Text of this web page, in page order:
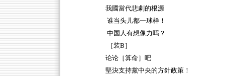
我國當代悲劇的根源
谁当头儿都一球样！
中国人有想像力吗？
［装B］
论论［算命］吧
堅決支持黨中央的方針政策！